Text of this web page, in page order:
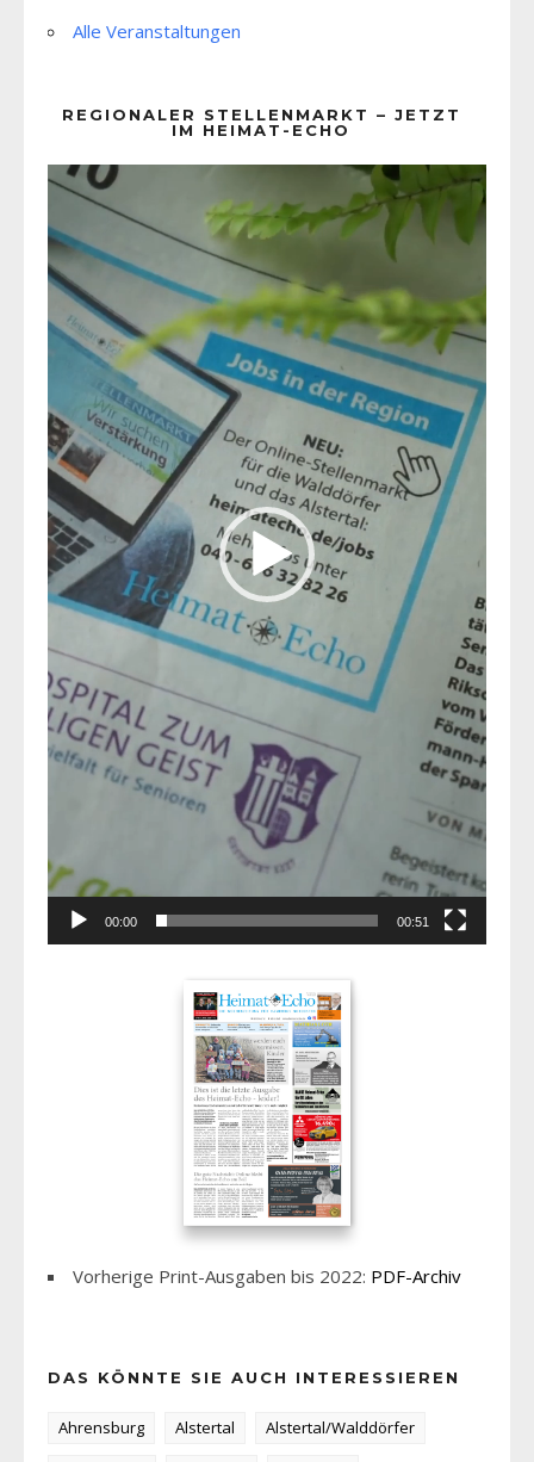
Alle Veranstaltungen
REGIONALER STELLENMARKT – JETZT
IM HEIMAT-ECHO
Player
00:00 00:51
Vorherige Print-Ausgaben bis 2022: PDF-Archiv
DAS KÖNNTE SIE AUCH INTERESSIEREN
Ahrensburg Alstertal
Alstertal/Walddörfer